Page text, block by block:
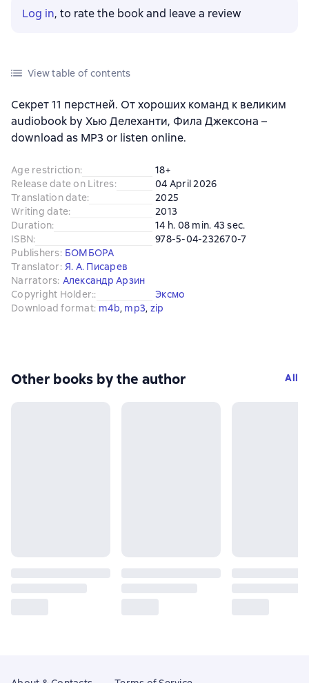
Log in, to rate the book and leave a review
View table of contents
Секрет 11 перстней. От хороших команд к великим
audiobook by Хью Делеханти, Фила Джексона –
download as MP3 or listen online.
Age restriction:
18+
Release date on Litres:
04 April 2026
Translation date:
2025
Writing date:
2013
Duration:
14 h. 08 min. 43 sec.
ISBN:
978-5-04-232670-7
Publishers: БОМБОРА
Translator: Я. А. Писарев
Narrators: Александр Арзин
Copyright Holder::
Эксмо
Download format: m4b, mp3, zip
Other books by the author All